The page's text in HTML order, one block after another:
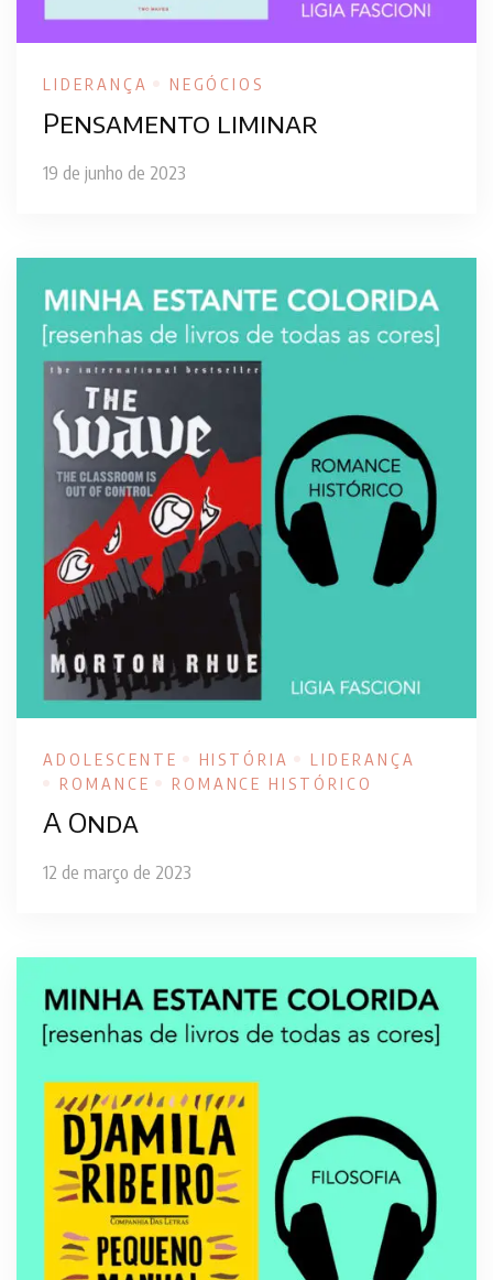
LIDERANÇA NEGÓCIOS
Pensamento liminar
19 de junho de 2023
ADOLESCENTE HISTÓRIA
LIDERANÇA
ROMANCE
ROMANCE HISTÓRICO
A Onda
12 de março de 2023